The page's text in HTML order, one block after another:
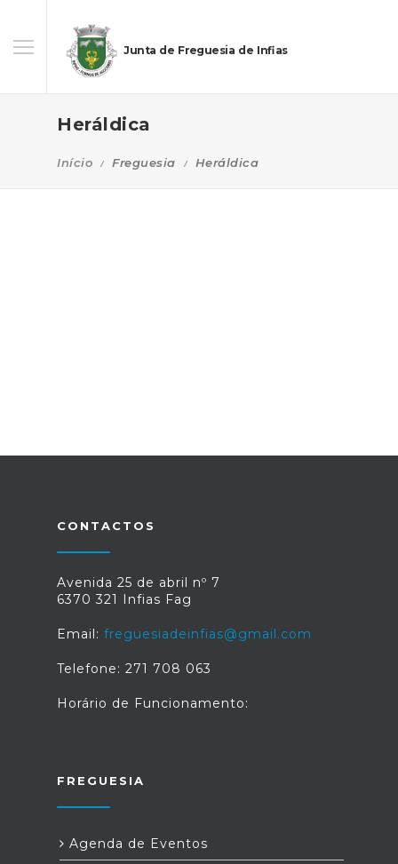
Junta de Freguesia de Infias
Heráldica
Início Freguesia Heráldica
CONTACTOS
Avenida 25 de abril nº 7
6370 321 Infias Fag
Email: freguesiadeinfias@gmail.com
Telefone: 271 708 063
Horário de Funcionamento:
FREGUESIA
Agenda de Eventos